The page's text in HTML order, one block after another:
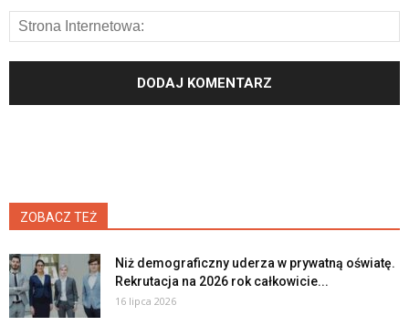
ZOBACZ TEŻ
Niż demograficzny uderza w prywatną oświatę.
Rekrutacja na 2026 rok całkowicie...
16 lipca 2026